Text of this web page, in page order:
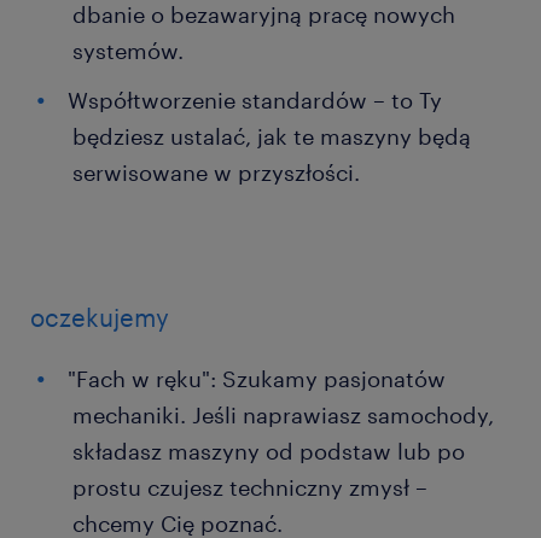
dbanie o bezawaryjną pracę nowych
systemów.
Współtworzenie standardów – to Ty
będziesz ustalać, jak te maszyny będą
serwisowane w przyszłości.
oczekujemy
"Fach w ręku": Szukamy pasjonatów
mechaniki. Jeśli naprawiasz samochody,
składasz maszyny od podstaw lub po
prostu czujesz techniczny zmysł –
chcemy Cię poznać.